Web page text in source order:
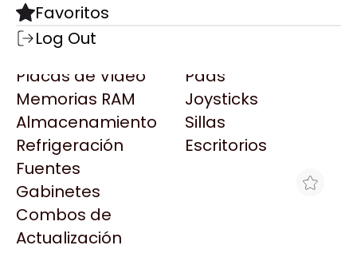
Componentes
Motherboards
Microprocesadores
Placas de Video
Memorias RAM
Almacenamiento
Refrigeración
Fuentes
Gabinetes
Combos de
Actualización
Pads
Joysticks
Sillas
Escritorios
Todas las Marcas
AMD
AULA
Acer
Adata
AeroCool
Antec
Arkham
Asrock
Destacadas
Favoritos
Log Out
MOTHERBOARD MSI B860 GAMING
PLUS WIFI LGA 1851 DDR5